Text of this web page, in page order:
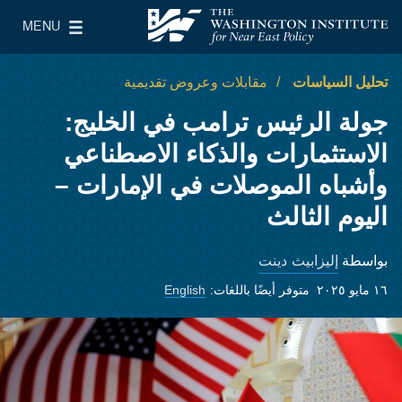
معهد واشنطن لسياسات الشرق الأدنى
MENU
Main Menu
تحليل السياسات مقابلات وعروض تقديمية
جولة الرئيس ترامب في الخليج:
الاستثمارات والذكاء الاصطناعي
وأشباه الموصلات في الإمارات –
اليوم الثالث
بواسطة إليزابيث دينت
١٦ مايو ٢٠٢٥ متوفر أيضًا باللغات: English